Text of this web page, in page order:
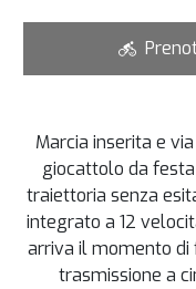
Marcia inserita e
giocattolo da
traiettoria senza
integrato a 12
arriva il momento di
trasmissione a